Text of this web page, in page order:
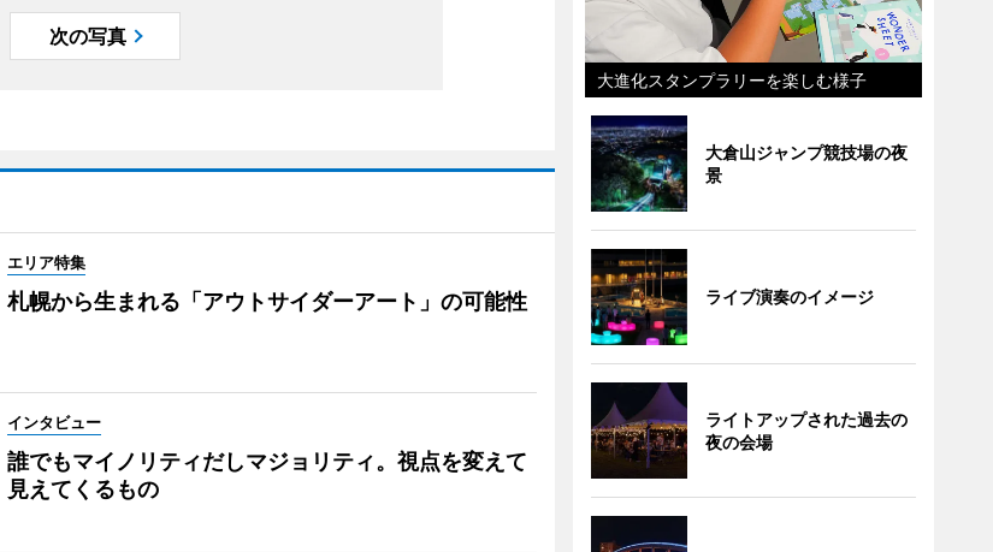
次の写真
エリア特集
札幌から生まれる「アウトサイダーアート」の可能性
インタビュー
誰でもマイノリティだしマジョリティ。視点を変えて
見えてくるもの
大進化スタンプラリーを楽しむ様子
大倉山ジャンプ競技場の夜
景
ライブ演奏のイメージ
ライトアップされた過去の
夜の会場